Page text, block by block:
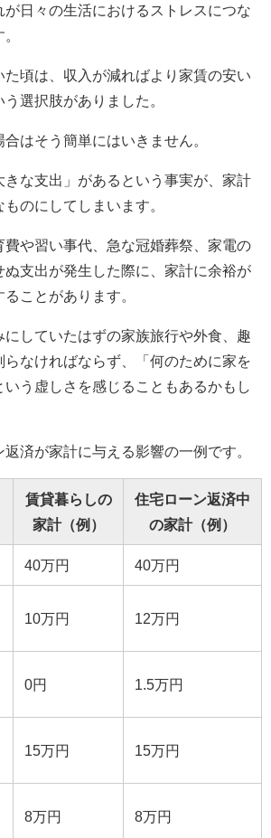
日々の生活におけるストレスにつな
頃は、収入が減ればより家賃の安い
選択肢がありました。
はそう簡単にはいきません。
きな支出」があるという事実が、家計
のにしてしまいます。
費や習い事代、急な冠婚葬祭、家電の
ぬ支出が発生した際に、家計に余裕が
ことがあります。
していたはずの家族旅行や外食、趣
らなければならず、「何のために家を
う虚しさを感じることもあるかもし
返済が家計に与える影響の一例です。
賃貸暮らしの
家計（例）
住宅ローン返済中
の家計（例）
40万円 40万円
10万円 12万円
0円 1.5万円
15万円 15万円
8万円 8万円